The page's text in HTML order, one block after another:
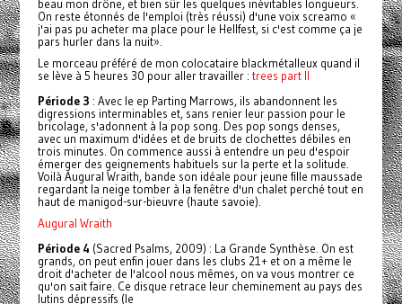
beau mon drône, et bien sûr les quelques inévitables longueurs.
On reste étonnés de l'emploi (très réussi) d'une voix screamo «
j'ai pas pu acheter ma place pour le Hellfest, si c'est comme ça je
pars hurler dans la nuit».
Le morceau préféré de mon colocataire blackmétalleux quand il
se lève à 5 heures 30 pour aller travailler : trees part II
Période 3 : Avec le ep Parting Marrows, ils abandonnent les
digressions interminables et, sans renier leur passion pour le
bricolage, s'adonnent à la pop song. Des pop songs denses,
avec un maximum d'idées et de bruits de clochettes débiles en
trois minutes. On commence aussi à entendre un peu d'espoir
émerger des geignements habituels sur la perte et la solitude.
Voilà Augural Wraith, bande son idéale pour jeune fille maussade
regardant la neige tomber à la fenêtre d'un chalet perché tout en
haut de manigod-sur-bieuvre (haute savoie).
Augural Wraith
Période 4 (Sacred Psalms, 2009) : La Grande Synthèse. On est
grands, on peut enfin jouer dans les clubs 21+ et on a même le
droit d'acheter de l'alcool nous mêmes, on va vous montrer ce
qu'on sait faire. Ce disque retrace leur cheminement au pays des
lutins dépressifs (le